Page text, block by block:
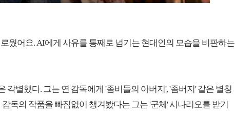
웠어요. AI에게 사유를 통째로 넘기는 현대인의 모습을 비판하는
각별했다. 그는 연 감독에게 '좀비들의 아버지', '좀버지' 같은 별칭
독의 작품을 빠짐없이 챙겨봤다는 그는 '군체' 시나리오를 받기